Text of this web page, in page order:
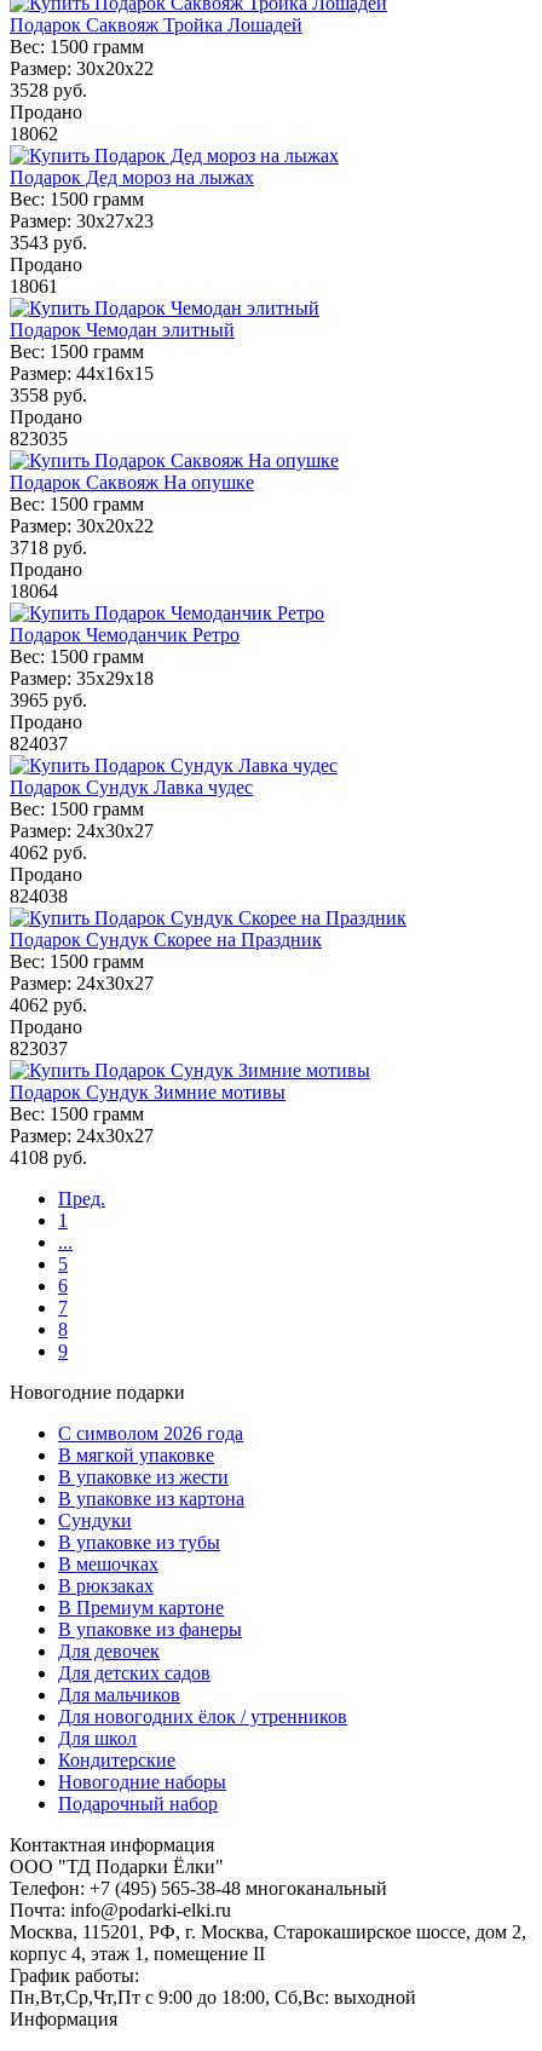
Подарок Саквояж Тройка Лошадей
Вес: 1500 грамм
Размер: 30х20х22
3528 руб.
Продано
18062
Подарок Дед мороз на лыжах
Вес: 1500 грамм
Размер: 30x27x23
3543 руб.
Продано
18061
Подарок Чемодан элитный
Вес: 1500 грамм
Размер: 44x16x15
3558 руб.
Продано
823035
Подарок Саквояж На опушке
Вес: 1500 грамм
Размер: 30х20х22
3718 руб.
Продано
18064
Подарок Чемоданчик Ретро
Вес: 1500 грамм
Размер: 35х29х18
3965 руб.
Продано
824037
Подарок Сундук Лавка чудес
Вес: 1500 грамм
Размер: 24x30x27
4062 руб.
Продано
824038
Подарок Сундук Скорее на Праздник
Вес: 1500 грамм
Размер: 24x30x27
4062 руб.
Продано
823037
Подарок Сундук Зимние мотивы
Вес: 1500 грамм
Размер: 24x30x27
4108 руб.
Пред.
1
...
5
6
7
8
9
Новогодние подарки
C символом 2026 года
В мягкой упаковке
В упаковке из жести
В упаковке из картона
Сундуки
В упаковке из тубы
В мешочках
В рюкзаках
В Премиум картоне
В упаковке из фанеры
Для девочек
Для детских садов
Для мальчиков
Для новогодних ёлок / утренников
Для школ
Кондитерские
Новогодние наборы
Подарочный набор
Контактная информация
ООО "ТД Подарки Ёлки"
Телефон: +7 (495) 565-38-48 многоканальный
Почта: info@podarki-elki.ru
Москва, 115201, РФ, г. Москва, Старокаширское шоссе, дом 2,
корпус 4, этаж 1, помещение II
График работы:
Пн,Вт,Ср,Чт,Пт с 9:00 до 18:00, Сб,Вс: выходной
Информация